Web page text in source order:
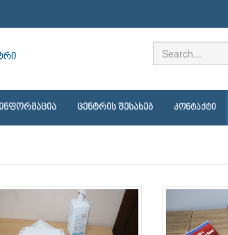
ᲪᲔᲜᲢᲠᲘᲡ ᲨᲔᲡᲐᲮᲔᲑ ᲙᲝᲜᲢᲐᲥᲢᲘ